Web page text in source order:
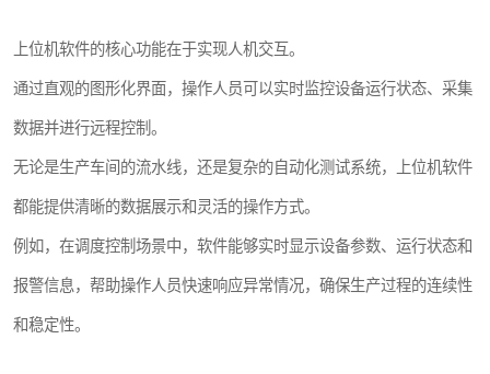
上位机软件的核心功能在于实现人机交互。
通过直观的图形化界面，操作人员可以实时监控设备运行状态、采集
数据并进行远程控制。
无论是生产车间的流水线，还是复杂的自动化测试系统，上位机软件
都能提供清晰的数据展示和灵活的操作方式。
例如，在调度控制场景中，软件能够实时显示设备参数、运行状态和
报警信息，帮助操作人员快速响应异常情况，确保生产过程的连续性
和稳定性。